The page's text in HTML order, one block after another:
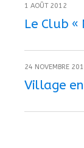
1 AOÛT 2012
Le Club «
24 NOVEMBRE
Village